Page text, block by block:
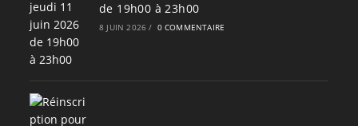
de 19h00 à 23h00
8 JUIN 2026 / 0 COMMENTAIRE